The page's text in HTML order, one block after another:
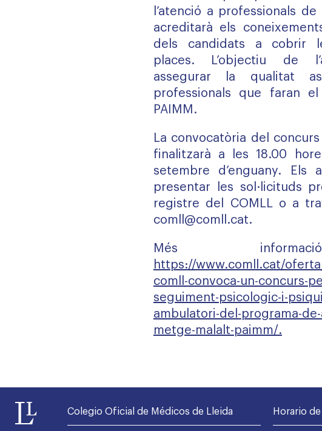
l’atenció a professionals
acreditarà els
dels candidats a cobrir
places. L’objectiu de
assegurar la qualitat
professionals que faran
PAIMM.
La convocatòria del
finalitzarà a les 18.00
setembre d’enguany. Els
presentar les sol·licituds
registre del COMLL o a
comll@comll.cat.
Més
https://www.comll.cat/
comll-convoca-un-concurs-
seguiment-psicologic-i-
ambulatori-del-programa-
metge-malalt-paimm/.
Colegio Oficial de Médicos de Lleida Horario